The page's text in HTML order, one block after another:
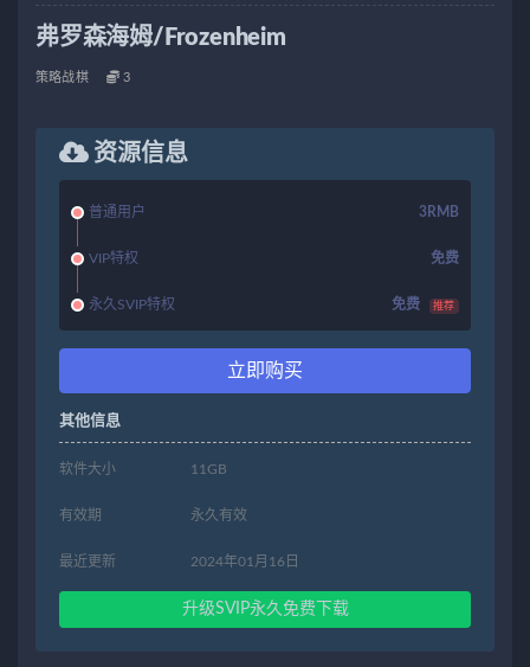
弗罗森海姆/Frozenheim
策略战棋 3
资源信息
普通用户 3RMB
VIP特权 免费
永久SVIP特权 免费 推荐
立即购买
其他信息
软件大小 11GB
有效期 永久有效
最近更新 2024年01月16日
升级SVIP永久免费下载